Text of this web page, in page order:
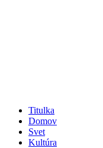
Titulka
Domov
Svet
Kultúra